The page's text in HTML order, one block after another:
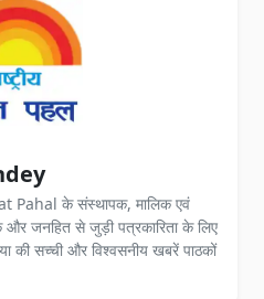
Pahal के संस्थापक, मालिक एवं
और जनहित से जुड़ी पत्रकारिता के लिए
की सच्ची और विश्वसनीय खबरें पाठकों